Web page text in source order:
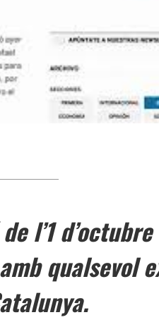
l’1
qualsevol